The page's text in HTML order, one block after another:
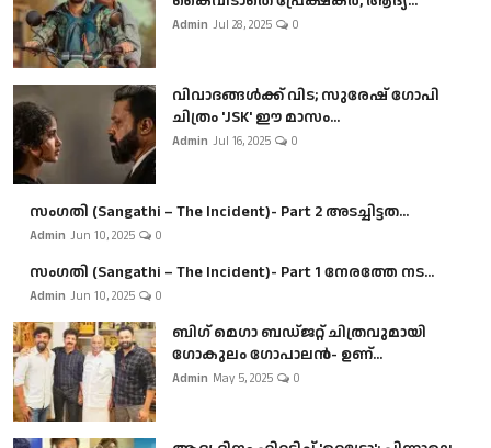
Admin Jul 28, 2025 0
വിവാദങ്ങൾക്ക് വിട; സുരേഷ് ഗോപി
ചിത്രം 'JSK' ഈ മാസം...
Admin Jul 16, 2025 0
സംഗതി (Sangathi – The Incident)- Part 2 അടച്ചിട്ടത...
Admin Jun 10, 2025 0
സംഗതി (Sangathi – The Incident)- Part 1 നേരത്തേ നട...
Admin Jun 10, 2025 0
ബി​ഗ് മെഗാ ബഡ്ജറ്റ് ചിത്രവുമായി
ഗോകുലം ഗോപാലൻ- ഉണ്...
Admin May 5, 2025 0